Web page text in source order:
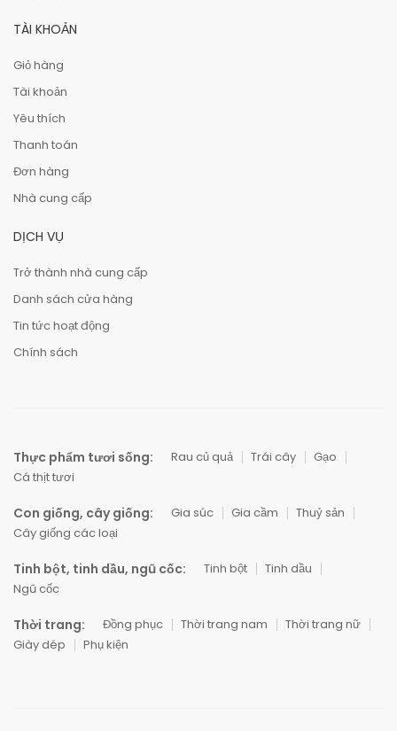
TÀI KHOẢN
Giỏ hàng
Tài khoản
Yêu thích
Thanh toán
Đơn hàng
Nhà cung cấp
DỊCH VỤ
Trở thành nhà cung cấp
Danh sách cửa hàng
Tin tức hoạt động
Chính sách
Thực phẩm tươi sống: Rau củ quả Trái cây
Gạo
Cá thịt tươi
Con giống, cây giống: Gia súc Gia cầm
Thuỷ sản
Cây giống các loại
Tinh bột, tinh dầu, ngũ cốc: Tinh bột
Tinh dầu
Ngũ cốc
Thời trang: Đồng phục Thời trang nam
Thời trang nữ
Giày dép
Phụ kiện